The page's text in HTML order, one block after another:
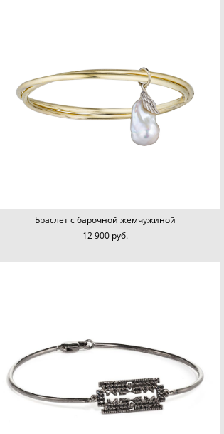
Браслет с барочной жемчужиной
12 900 pуб.